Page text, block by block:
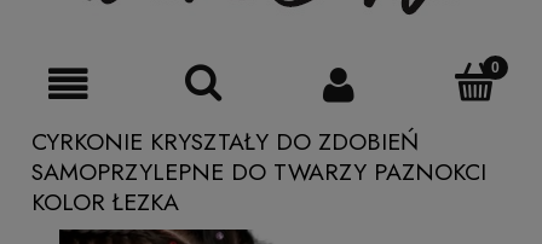
CYRKONIE KRYSZTAŁY DO ZDOBIEŃ
SAMOPRZYLEPNE DO TWARZY PAZNOKCI
KOLOR ŁEZKA